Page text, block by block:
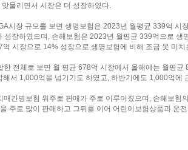
물리면서 시장은 더 성장하였다.
시장 규모를 보면 생명보험은 2023년 월평균 339억 시
성장하였으며, 손해보험은 2023년 월평균 339억으로 생
시장으로 14% 성장으로 생명보험에 비해 조금 못 미치
한 전체로 보면 월 평균 678억 시장에서 올해에는 월평균
서 1,000억을 넘기기도 하였고, 하반기에도 1,000억에
간병보험 위주로 판매가 주로 이루어졌으며, 손해보험
주로 많이 판매하고 그뒤를 이어 어린이보험상품과 운